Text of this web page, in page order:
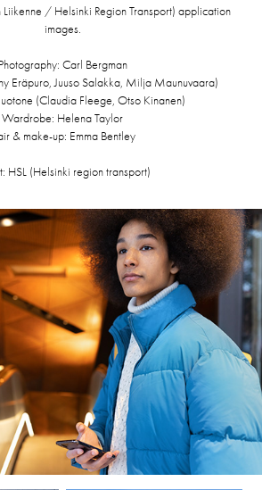
Liikenne / Helsinki Region Transport) application
images.
Photography: Carl Bergman
Eräpuro, Juuso Salakka, Milja Maunuvaara)
(Claudia Fleege, Otso Kinanen)
Wardrobe: Helena Taylor
& make-up: Emma Bentley
HSL (Helsinki region transport)